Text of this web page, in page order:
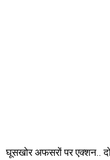
घूसखोर अफसरों पर एक्शन..